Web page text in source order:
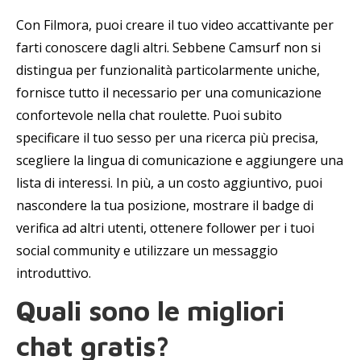
Con Filmora, puoi creare il tuo video accattivante per
farti conoscere dagli altri. Sebbene Camsurf non si
distingua per funzionalità particolarmente uniche,
fornisce tutto il necessario per una comunicazione
confortevole nella chat roulette. Puoi subito
specificare il tuo sesso per una ricerca più precisa,
scegliere la lingua di comunicazione e aggiungere una
lista di interessi. In più, a un costo aggiuntivo, puoi
nascondere la tua posizione, mostrare il badge di
verifica ad altri utenti, ottenere follower per i tuoi
social community e utilizzare un messaggio
introduttivo.
Quali sono le migliori
chat gratis?